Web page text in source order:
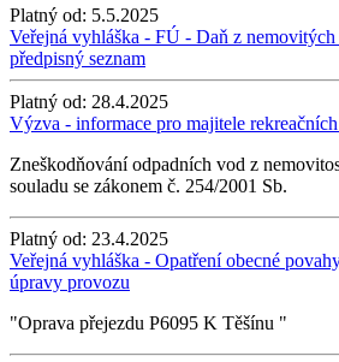
Platný od: 5.5.2025
Veřejná vyhláška - FÚ - Daň z
předpisný seznam
Platný od: 28.4.2025
Výzva - informace pro majitele
Zneškodňování odpadních vod z
souladu se zákonem č. 254/2001 Sb.
Platný od: 23.4.2025
Veřejná vyhláška - Opatření obecné
úpravy provozu
"Oprava přejezdu P6095 K Těšínu "